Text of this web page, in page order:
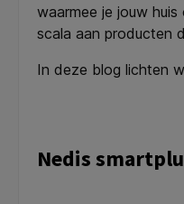
waarmee je jouw
scala aan producten
In deze blog lichten
Nedis